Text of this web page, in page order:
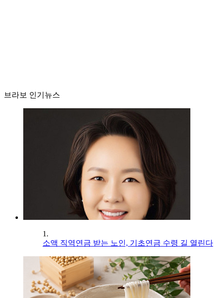
브라보 인기뉴스
1.
소액 직역연금 받는 노인, 기초연금 수령 길 열린다